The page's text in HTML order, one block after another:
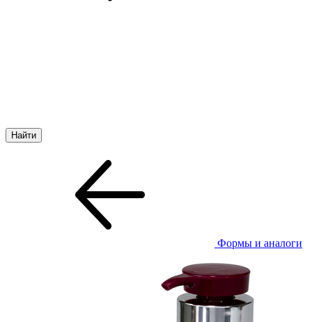
Формы и аналоги